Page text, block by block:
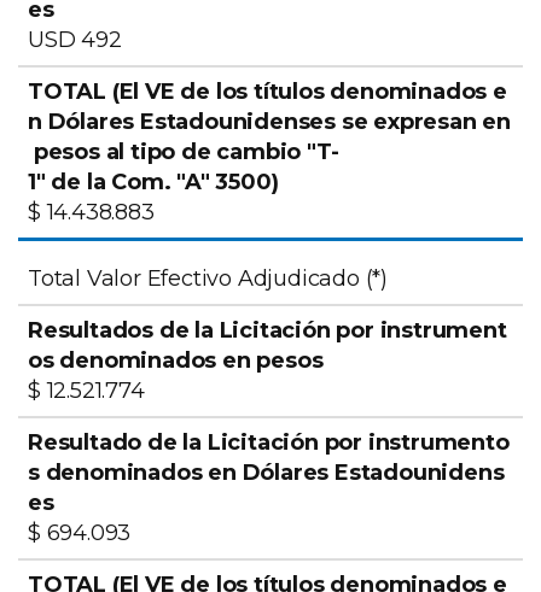
USD 492
$ 14.438.883
Total Valor Efectivo Adjudicado (*)
$ 12.521.774
$ 694.093